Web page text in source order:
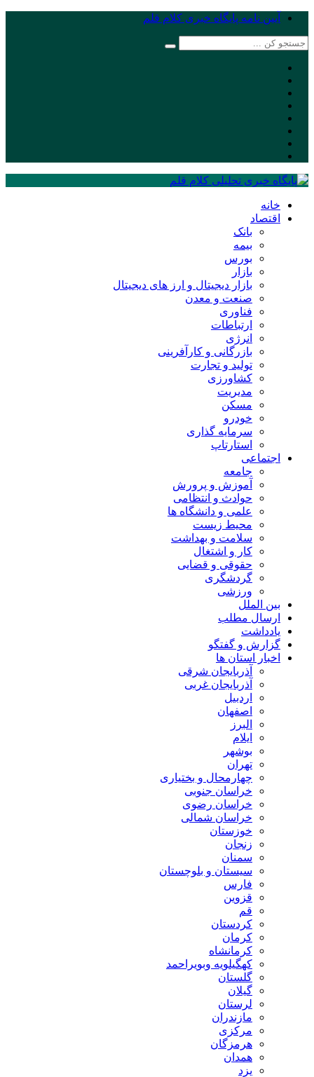
آیین نامه پایگاه خبری کلام قلم
خانه
اقتصاد
بانک
بیمه
بورس
بازار
بازار دیجیتال و ارز های دیجیتال
صنعت و معدن
فناوری
ارتباطات
انرژی
بازرگانی و کارآفرینی
تولید و تجارت
کشاورزی
مدیریت
مسکن
خودرو
سرمایه گذاری
استارتاپ
اجتماعی
جامعه
آموزش و پرورش
حوادث و انتظامی
علمی و دانشگاه ها
محیط زیست
سلامت و بهداشت
کار و اشتغال
حقوقی و قضایی
گردشگری
ورزشی
بین الملل
ارسال مطلب
یادداشت
گزارش و گفتگو
اخبار استان ها
آذربایجان شرقی
آذربایجان غربی
اردبیل
اصفهان
البرز
ایلام
بوشهر
تهران
چهارمحال و بختیاری
خراسان جنوبی
خراسان رضوی
خراسان شمالی
خوزستان
زنجان
سمنان
سیستان و بلوچستان
فارس
قزوین
قم
کردستان
کرمان
کرمانشاه
کهگیلویه وبویراحمد
گلستان
گیلان
لرستان
مازندران
مرکزی
هرمزگان
همدان
یزد